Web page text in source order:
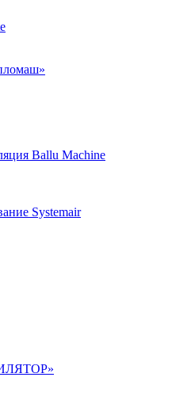
Ballu Machine
Systemair